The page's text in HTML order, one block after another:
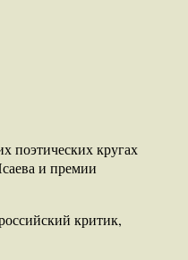
поэтических кругах
и премии
критик,